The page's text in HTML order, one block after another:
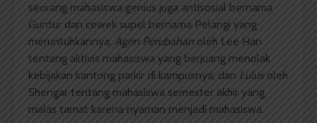
seorang mahasiswa genius juga antisosial bernama
Guntur dan cewek supel bernama Pelangi yang
meruntuhkannya; Agen Perubahan oleh Lee Han
tentang aktivis mahasiswa yang berjuang menolak
kebijakan kantong parkir di kampusnya; dan Lulusoleh
Shengar tentang mahasiswa semester akhir yang
malas tamat karena nyaman menjadi mahasiswa.